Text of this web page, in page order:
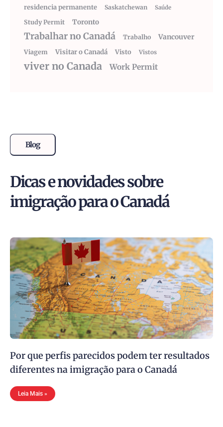
residencia permanente
Saskatchewan Saúde
Study Permit Toronto
Trabalhar no Canadá Trabalho Vancouver
Viagem Visitar o Canadá Visto Vistos
viver no Canada Work Permit
Blog
Dicas e novidades sobre
imigração para o Canadá
Por que perfis parecidos podem ter resultados
diferentes na imigração para o Canadá
Leia Mais »